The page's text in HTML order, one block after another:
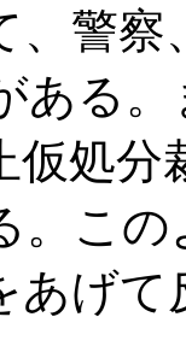
、警
ある
仮処
。こ
あげ